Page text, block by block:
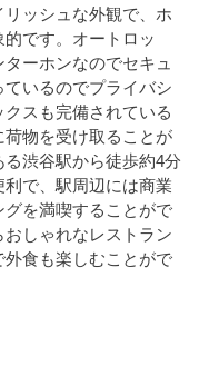
ッシュな外観で、ホ
です。オートロッ
ーホンなのでセキュ
いるのでプライバシ
スも完備されている
物を受け取ることが
渋谷駅から徒歩約4分
で、駅周辺には商業
を満喫することがで
しゃれなレストラン
外食も楽しむことがで